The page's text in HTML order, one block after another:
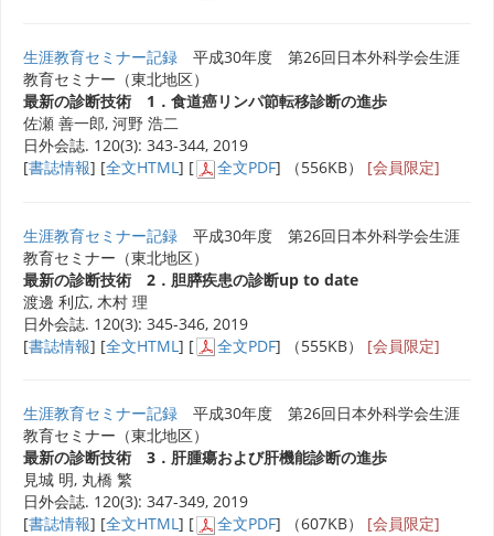
生涯教育セミナー記録 平成30年度 第26回日本外科学会生涯
教育セミナー（東北地区）
最新の診断技術 1．食道癌リンパ節転移診断の進歩
佐瀬 善一郎, 河野 浩二
日外会誌. 120(3): 343-344, 2019
[書誌情報] [全文HTML ] [ 全文PDF] （556KB） [会員限定]
生涯教育セミナー記録 平成30年度 第26回日本外科学会生涯
教育セミナー（東北地区）
最新の診断技術 2．胆膵疾患の診断up to date
渡邊 利広, 木村 理
日外会誌. 120(3): 345-346, 2019
[書誌情報] [全文HTML ] [ 全文PDF] （555KB） [会員限定]
生涯教育セミナー記録 平成30年度 第26回日本外科学会生涯
教育セミナー（東北地区）
最新の診断技術 3．肝腫瘍および肝機能診断の進歩
見城 明, 丸橋 繁
日外会誌. 120(3): 347-349, 2019
[書誌情報] [全文HTML] [ 全文PDF] （607KB） [会員限定]